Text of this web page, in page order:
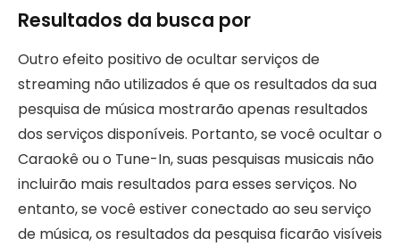
Resultados da busca por
Outro efeito positivo de ocultar serviços de
streaming não utilizados é que os resultados da sua
pesquisa de música mostrarão apenas resultados
dos serviços disponíveis. Portanto, se você ocultar o
Caraokê ou o Tune-In, suas pesquisas musicais não
incluirão mais resultados para esses serviços. No
entanto, se você estiver conectado ao seu serviço
de música, os resultados da pesquisa ficarão visíveis